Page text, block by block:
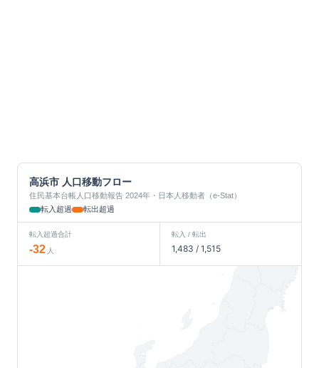
高浜市 人口移動フロー
住民基本台帳人口移動報告 2024年・日本人移動者（e-Stat）
転入超過
転出超過
転入超過合計
-32 人
転入 / 転出
1,483 / 1,515